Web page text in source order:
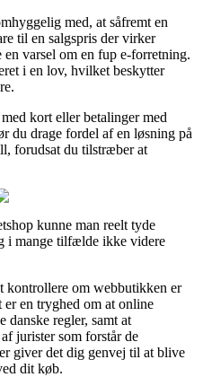
med, at såfremt en
til en salgspris der virker
varsel om en fup e-forretning.
i en lov, hvilket beskytter
kort eller betalinger med
du drage fordel af en løsning på
forudsat du tilstræber at
kunne man reelt tyde
i mange tilfælde ikke videre
kontrollere om webbutikken er
en tryghed om at online
danske regler, samt at
jurister som forstår de
giver det dig genvej til at blive
dit køb.